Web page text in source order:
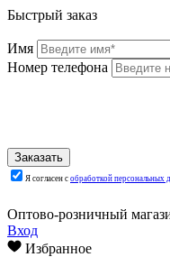
Быстрый заказ
Имя
Номер телефона
Я согласен с обработкой персональных
Оптово-розничный
Вход
Избранное